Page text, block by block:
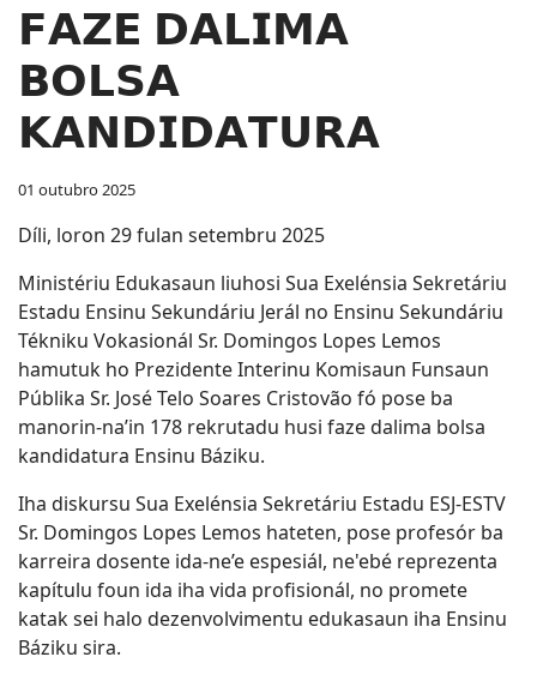
𝗙𝗔𝗭𝗘 𝗗𝗔𝗟𝗜𝗠𝗔
𝗕𝗢𝗟𝗦𝗔
𝗞𝗔𝗡𝗗𝗜𝗗𝗔𝗧𝗨𝗥𝗔
01 outubro 2025
Díli, loron 29 fulan setembru 2025
Ministériu Edukasaun liuhosi Sua Exelénsia Sekretáriu
Estadu Ensinu Sekundáriu Jerál no Ensinu Sekundáriu
Tékniku Vokasionál Sr. Domingos Lopes Lemos
hamutuk ho Prezidente Interinu Komisaun Funsaun
Públika Sr. José Telo Soares Cristovão fó pose ba
manorin-na’in 178 rekrutadu husi faze dalima bolsa
kandidatura Ensinu Báziku.
Iha diskursu Sua Exelénsia Sekretáriu Estadu ESJ-ESTV
Sr. Domingos Lopes Lemos hateten, pose profesór ba
karreira dosente ida-ne’e espesiál, ne'ebé reprezenta
kapítulu foun ida iha vida profisionál, no promete
katak sei halo dezenvolvimentu edukasaun iha Ensinu
Báziku sira.